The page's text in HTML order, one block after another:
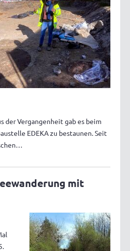
der Vergangenheit gab es beim
EDEKA zu bestaunen. Seit
mit